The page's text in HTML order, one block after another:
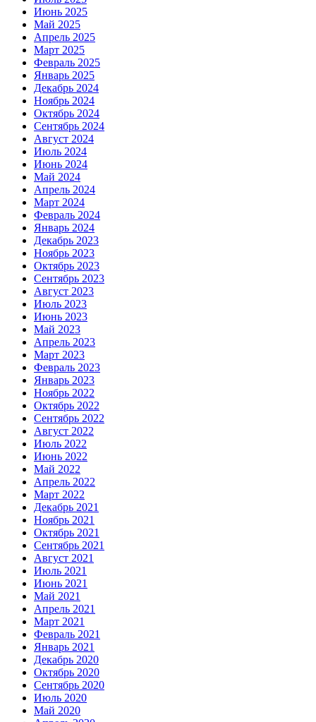
Июнь 2025
Май 2025
Апрель 2025
Март 2025
Февраль 2025
Январь 2025
Декабрь 2024
Ноябрь 2024
Октябрь 2024
Сентябрь 2024
Август 2024
Июль 2024
Июнь 2024
Май 2024
Апрель 2024
Март 2024
Февраль 2024
Январь 2024
Декабрь 2023
Ноябрь 2023
Октябрь 2023
Сентябрь 2023
Август 2023
Июль 2023
Июнь 2023
Май 2023
Апрель 2023
Март 2023
Февраль 2023
Январь 2023
Ноябрь 2022
Октябрь 2022
Сентябрь 2022
Август 2022
Июль 2022
Июнь 2022
Май 2022
Апрель 2022
Март 2022
Декабрь 2021
Ноябрь 2021
Октябрь 2021
Сентябрь 2021
Август 2021
Июль 2021
Июнь 2021
Май 2021
Апрель 2021
Март 2021
Февраль 2021
Январь 2021
Декабрь 2020
Октябрь 2020
Сентябрь 2020
Июль 2020
Май 2020